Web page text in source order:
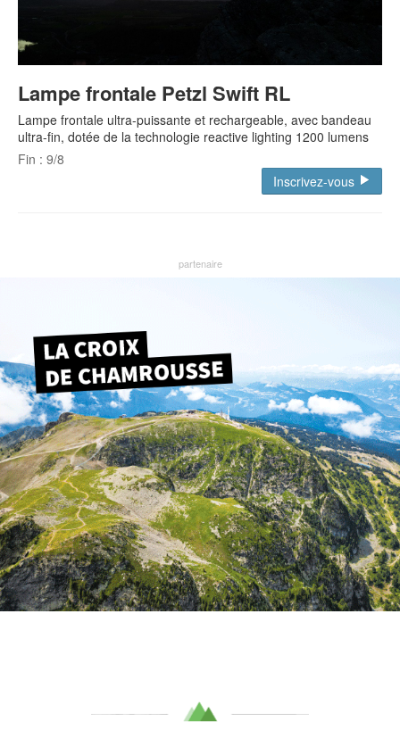
Lampe frontale Petzl Swift RL
Lampe frontale ultra-puissante et rechargeable, avec bandeau
ultra-fin, dotée de la technologie reactive lighting 1200 lumens
Fin : 9/8
Inscrivez-vous